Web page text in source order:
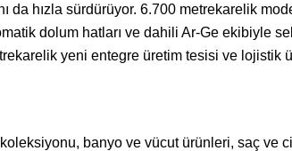
da hızla sürdürüyor. 6.700 metrekarelik
dolum hatları ve dahili Ar-Ge ekibiyle
yeni entegre üretim tesisi ve
banyo ve vücut ürünleri, saç ve